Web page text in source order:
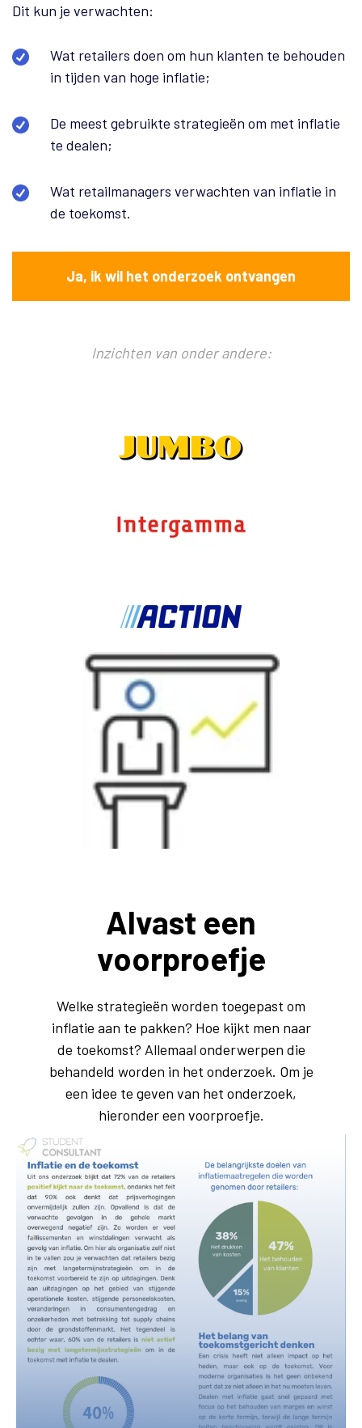
Dit kun je verwachten:
Wat retailers doen om hun klanten te behouden
in tijden van hoge inflatie;
De meest gebruikte strategieën om met inflatie
te dealen;
Wat retailmanagers verwachten van inflatie in
de toekomst.
Ja, ik wil het onderzoek ontvangen
Inzichten van onder andere:
Alvast een
voorproefje
Welke strategieën worden toegepast om
inflatie aan te pakken? Hoe kijkt men naar
de toekomst? Allemaal onderwerpen die
behandeld worden in het onderzoek. Om je
een idee te geven van het onderzoek,
hieronder een voorproefje.